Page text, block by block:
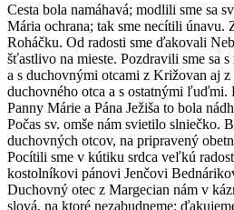
Cesta bola namáhavá; modlili sme sa
Mária ochrana; tak sme necítili únavu.
Roháčku. Od radosti sme ďakovali
šťastlivo na mieste. Pozdravili sme sa
a s duchovnými otcami z Križovan aj
duchovného otca a s ostatnými ľuďmi.
Panny Márie a Pána Ježiša to bola
Počas sv. omše nám svietilo slniečko.
duchovných otcov, na pripravený
Pocítili sme v kútiku srdca veľkú
kostolníkovi pánovi Jenčovi
Duchovný otec z Margecian nám v
slová, na ktoré nezabudneme;